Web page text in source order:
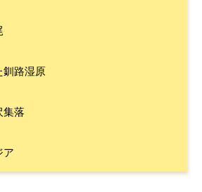
釧路湿原
集落
ア